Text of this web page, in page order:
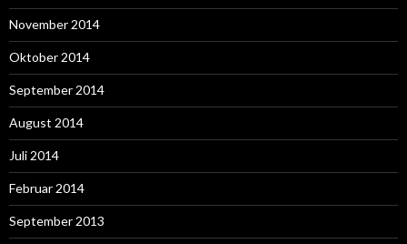
November 2014
Oktober 2014
September 2014
August 2014
Juli 2014
Februar 2014
September 2013